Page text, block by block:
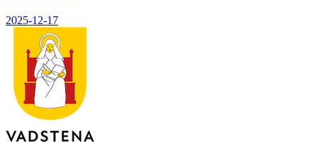
2025-12-17